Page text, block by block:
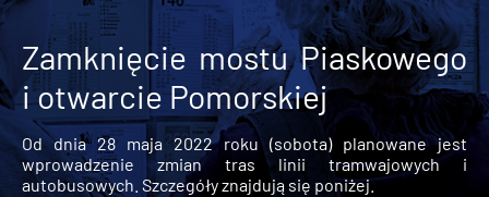
Zamknięcie mostu Piaskowego
i otwarcie Pomorskiej
Od dnia 28 maja 2022 roku (sobota) planowane jest
wprowadzenie zmian tras linii tramwajowych i
autobusowych. Szczegóły znajdują się poniżej.